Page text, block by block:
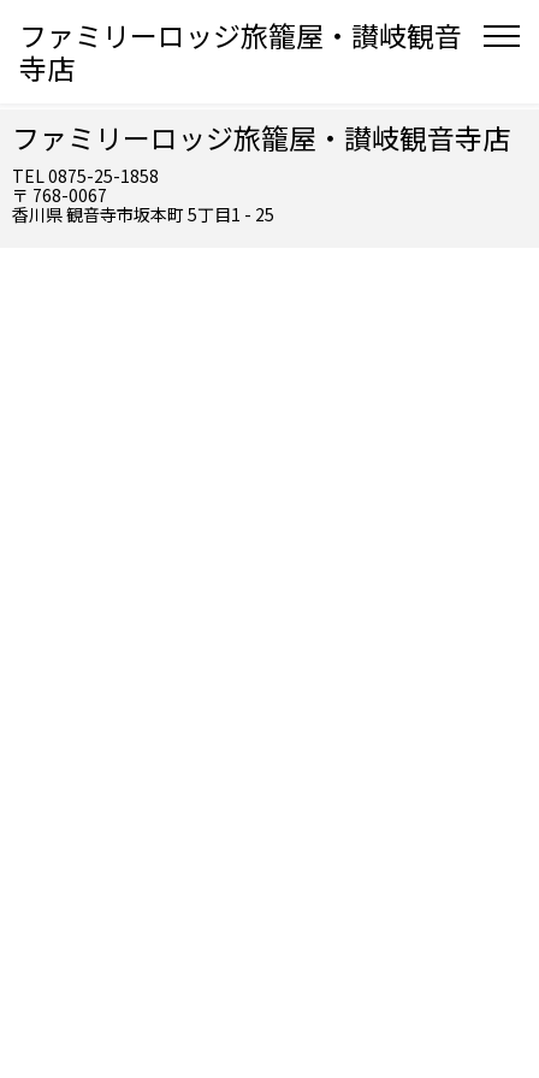
ファミリーロッジ旅籠屋・讃岐観音
寺店
ファミリーロッジ旅籠屋・讃岐観音寺店
TEL 0875-25-1858
〒 768-0067
香川県 観音寺市坂本町 5丁目1 - 25